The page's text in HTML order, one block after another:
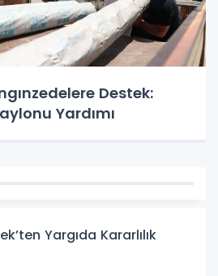
Destek:
Yardımı
Yargıda Kararlılık